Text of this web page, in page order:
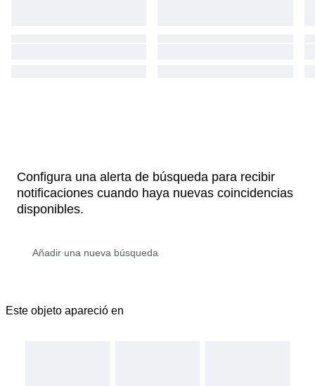
Configura una alerta de búsqueda para recibir
notificaciones cuando haya nuevas coincidencias
disponibles.
Este objeto apareció en